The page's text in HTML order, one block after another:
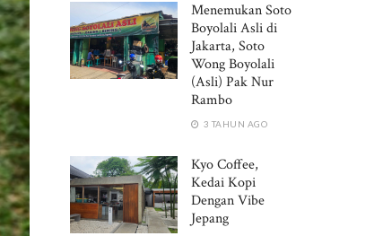
Menemukan Soto
Boyolali Asli di
Jakarta, Soto
Wong Boyolali
(Asli) Pak Nur
Rambo
3 TAHUN AGO
Kyo Coffee,
Kedai Kopi
Dengan Vibe
Jepang